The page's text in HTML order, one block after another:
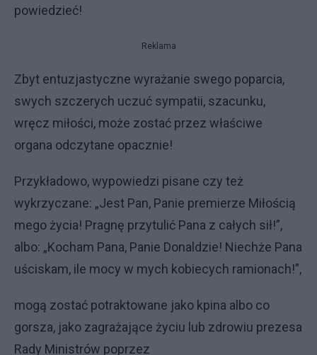
powiedzieć!
Reklama
Zbyt entuzjastyczne wyrażanie swego poparcia,
swych szczerych uczuć sympatii, szacunku,
wręcz miłości, może zostać przez właściwe
organa odczytane opacznie!
Przykładowo, wypowiedzi pisane czy też
wykrzyczane: „Jest Pan, Panie premierze Miłością
mego życia! Pragnę przytulić Pana z całych sił!”,
albo: „Kocham Pana, Panie Donaldzie! Niechże Pana
uściskam, ile mocy w mych kobiecych ramionach!”,
mogą zostać potraktowane jako kpina albo co
gorsza, jako zagrażające życiu lub zdrowiu prezesa
Rady Ministrów poprzez